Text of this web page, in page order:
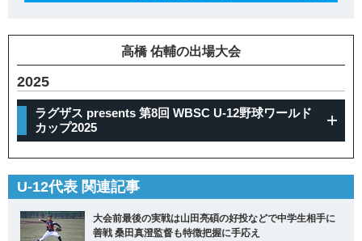
高橋 佑輔の出場大会
2025
ラグザス presents 第8回 WBSC U-12野球ワールド
カップ2025
U-12代表 関連記事
大会前最後の実戦は山田亮碩の好投などで中学生相手に
善戦 桑田真澄監督も特徴把握に手応え